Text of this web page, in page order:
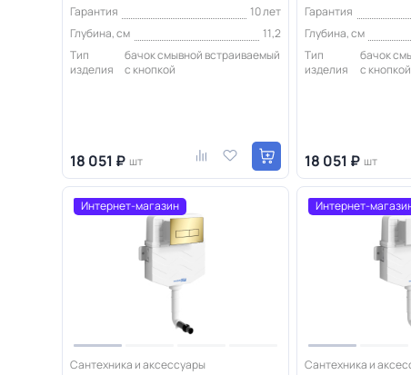
Гарантия
10 лет
Глубина, см
11,2
Тип
изделия
бачок смывной встраиваемый
с кнопкой
18 051 ₽ шт
Гарантия
Глубина, см
Тип
изделия
бачок
с кнопкой
18 051 ₽ шт
Интернет-магазин
Сантехника и аксессуары
Интернет-
Сантехника и